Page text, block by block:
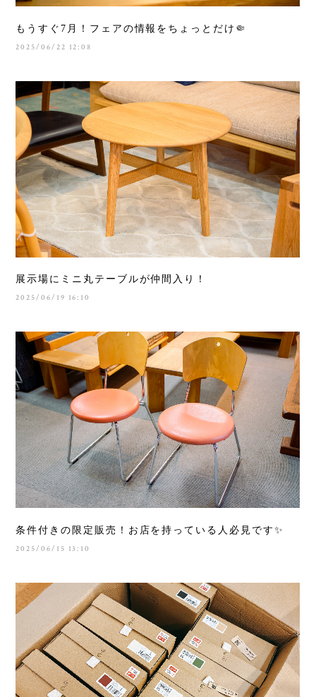
もうすぐ7月！フェアの情報をちょっとだけ🤏
2025/06/22 12:08
展示場にミニ丸テーブルが仲間入り！
2025/06/19 16:10
条件付きの限定販売！お店を持っている人必見です✨
2025/06/15 13:10